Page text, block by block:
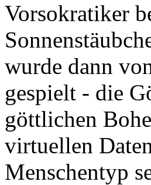
Vorsokratiker
wurde dann
gespielt - die
göttlichen
virtuellen
Menschentyp